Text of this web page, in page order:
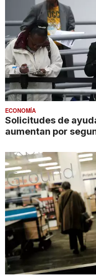
ECONOMÍA
Solicitudes de
aumentan por